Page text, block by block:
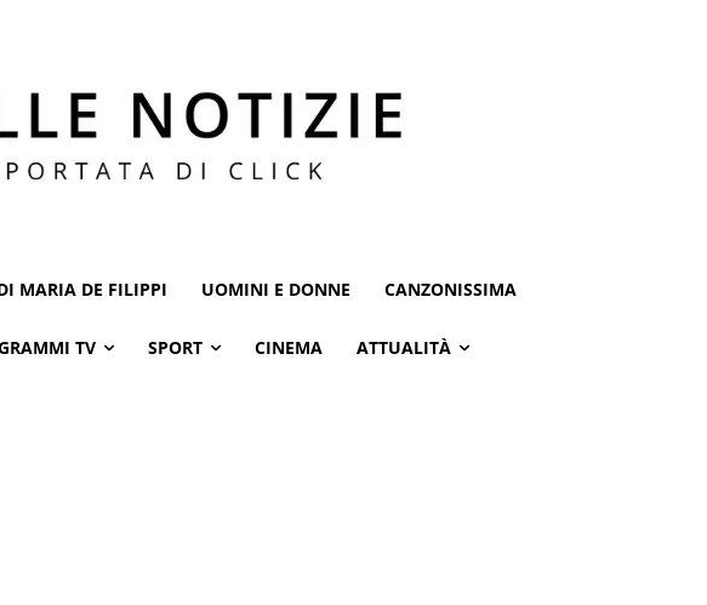
MARIA DE FILIPPI UOMINI E DONNE CANZONISSIMA
TV SPORT CINEMA ATTUALITÀ